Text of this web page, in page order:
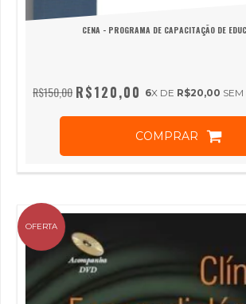
CENA - PROGRAMA DE CAPACITAÇÃO DE
R$150,00 R$120,00 6X DE R$20,00
COMPRAR
OFERTA